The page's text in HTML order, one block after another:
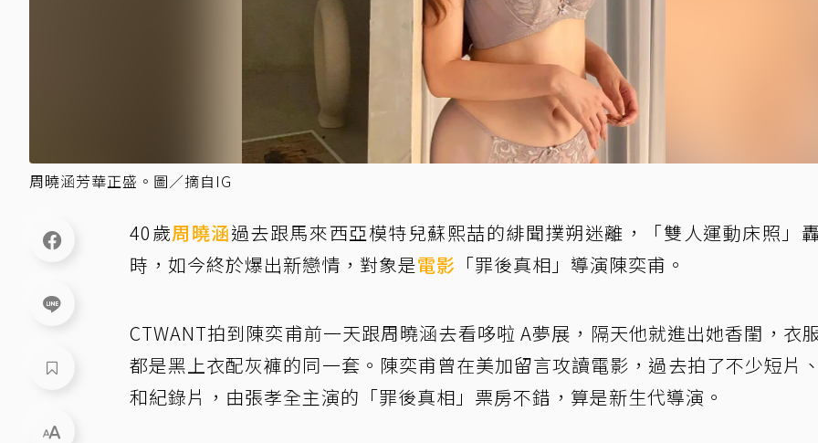
周曉涵芳華正盛。圖／摘自IG
40歲周曉涵過去跟馬來西亞模特兒蘇熙喆的緋聞撲朔迷離，「雙人運動床照」
時，如今終於爆出新戀情，對象是電影 「罪後真相」導演陳奕甫。
CTWANT拍到陳奕甫前一天跟周曉涵去看哆啦 A夢展，隔天他就進出她香閨，衣
都是黑上衣配灰褲的同一套。陳奕甫曾在美加留言攻讀電影，過去拍了不少短片
和紀錄片，由張孝全主演的「罪後真相」票房不錯，算是新生代導演。